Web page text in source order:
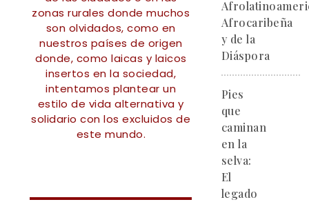
zonas rurales donde muchos
son olvidados, como en
nuestros países de origen
donde, como laicas y laicos
insertos en la sociedad,
intentamos plantear un
estilo de vida alternativa y
solidario con los excluidos de
este mundo.
Afrocaribeña
y de la
Diáspora
Pies
que
caminan
en la
selva:
El
legado